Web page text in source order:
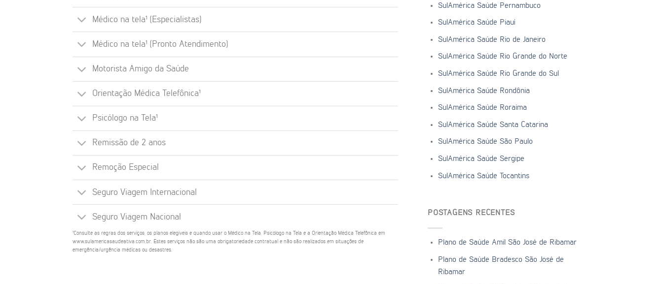
Médico na tela¹ (Especialistas)
Médico na tela¹ (Pronto Atendimento)
Motorista Amigo da Saúde
Orientação Médica Telefônica¹
Psicólogo na Tela¹
Remissão de 2 anos
Remoção Especial
Seguro Viagem Internacional
Seguro Viagem Nacional
¹Consulte as regras dos serviços, os planos elegíveis e quando usar o Médico na Tela, Psicólogo na Tela e a Orientação Médica Telefônica em
www.sulamericasaudeativa.com.br. Estes serviços não são uma obrigatoriedade contratual e não são realizados em situações de
emergência/urgência médicas ou desastres.
SulAmérica Saúde Pernambuco
SulAmérica Saúde Piauí
SulAmérica Saúde Rio de Janeiro
SulAmérica Saúde Rio Grande do Norte
SulAmérica Saúde Rio Grande do Sul
SulAmérica Saúde Rondônia
SulAmérica Saúde Roraima
SulAmérica Saúde Santa Catarina
SulAmérica Saúde São Paulo
SulAmérica Saúde Sergipe
SulAmérica Saúde Tocantins
POSTAGENS RECENTES
Plano de Saúde Amil São José de Ribamar
Plano de Saúde Bradesco São José de
Ribamar